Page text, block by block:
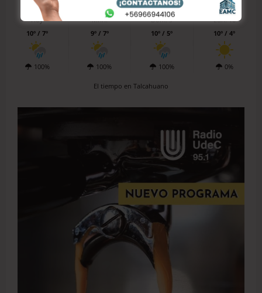
Hoy
10º / 7º
100%
Mñn.
9º / 7º
100%
Dom. 9
10º / 5º
100%
Lun. 10
10º / 4º
0%
El tiempo en Talcahuano